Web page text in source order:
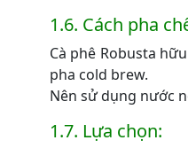
1.6. Cách pha
Cà phê Robusta
pha cold brew.
Nên sử dụng nước
1.7. Lựa chọn: